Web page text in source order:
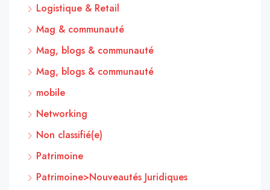
Logistique & Retail
Mag & communauté
Mag, blogs & communauté
Mag, blogs & communauté
mobile
Networking
Non classifié(e)
Patrimoine
Patrimoine>Nouveautés Juridiques